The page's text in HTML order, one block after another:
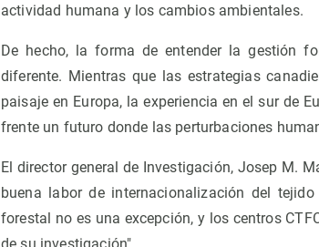
actividad humana y los cambios ambientales.
De hecho, la forma de entender la gestión
diferente. Mientras que las estrategias
paisaje en Europa, la experiencia en el sur de
frente un futuro donde las perturbaciones
El director general de Investigación, Josep M.
buena labor de internacionalización del
forestal no es una excepción, y los centros